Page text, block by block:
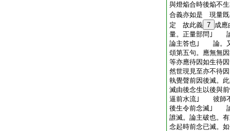
與燈焔合時後焔不
合義亦如是 現量既
定 故此義 7 成
量。正量部問｣ 論
論主答也｣ 論。又
頌第五句。應無無
等亦應待因如生
然世現見至亦不
執覺聲前因後滅。
滅由後念生以後與
逼前水流｣ 彼師不
後生令前念滅｣ 論
誰滅。論主破也。
念起時前念已滅。